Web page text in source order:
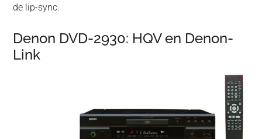
de lip-sync.
Denon DVD-2930: HQV en Denon-
Link